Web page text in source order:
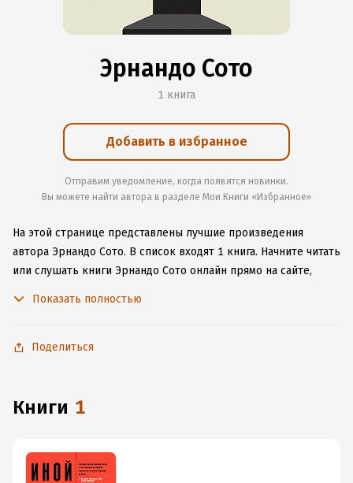
Эрнандо Сото
1 книга
Добавить в избранное
Отправим уведомление, когда появятся новинки.
Вы можете найти автора в разделе Мои Книги «Избранное»
На этой странице представлены лучшие произведения
автора Эрнандо Сото. В список входят 1 книга. Начните читать
или слушать книги Эрнандо Сото онлайн прямо на сайте,
Показать полностью
Поделиться
книги 1